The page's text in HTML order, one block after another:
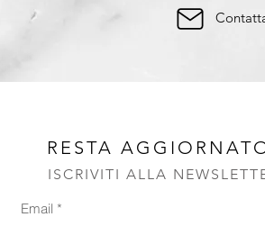
RESTA
ISCRIVITI ALLA
Email